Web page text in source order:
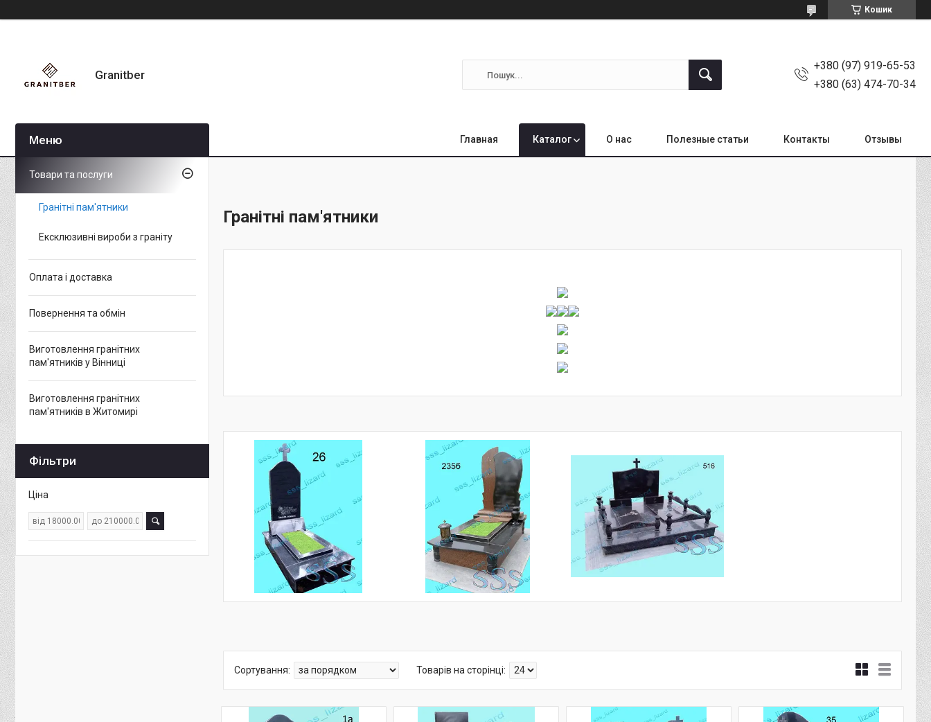
Кошик
Granitber
+380 (97) 919-65-53
+380 (63) 474-70-34
Главная Каталог О нас Полезные статьи Контакты Отзывы
Гранітні пам'ятники
Товари та послуги
Гранітні пам'ятники
Ексклюзивні вироби з граніту
Оплата і доставка
Повернення та обмін
Виготовлення гранітних
пам'ятників у Вінниці
Виготовлення гранітних
пам'ятників в Житомирі
Фільтри
Ціна